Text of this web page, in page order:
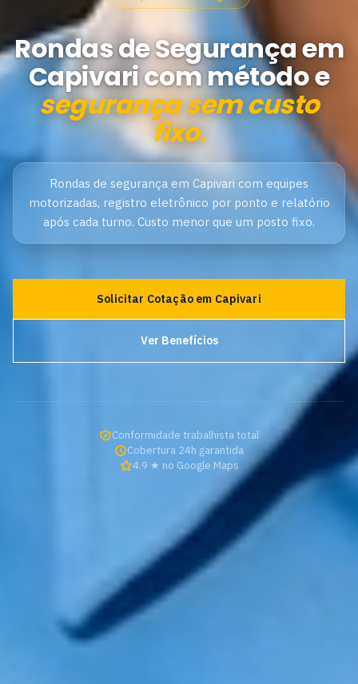
Rondas de Segurança em
Capivari com método e
segurança sem custo
fixo.
Rondas de segurança em Capivari com equipes
motorizadas, registro eletrônico por ponto e relatório
após cada turno. Custo menor que um posto fixo.
Solicitar Cotação em Capivari
Ver Benefícios
Conformidade trabalhista total
Cobertura 24h garantida
4.9 ★ no Google Maps